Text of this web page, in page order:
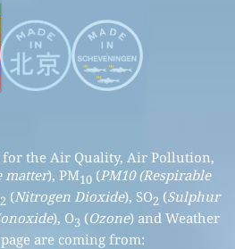
for the Air Quality, Air Pollution,
matter), PM10(PM10 (Respirable
2 (Nitrogen Dioxide), SO2 (Sulphur
), O3 (Ozone) and Weather
are coming from: